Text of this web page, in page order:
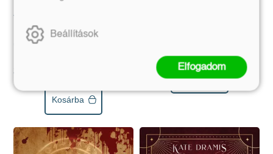
Az ilyen vad öröm
(E-könyv)
Chloe Gong
3 990 Ft
Kosárba
Kosárba
Beállítások
Elfogadom